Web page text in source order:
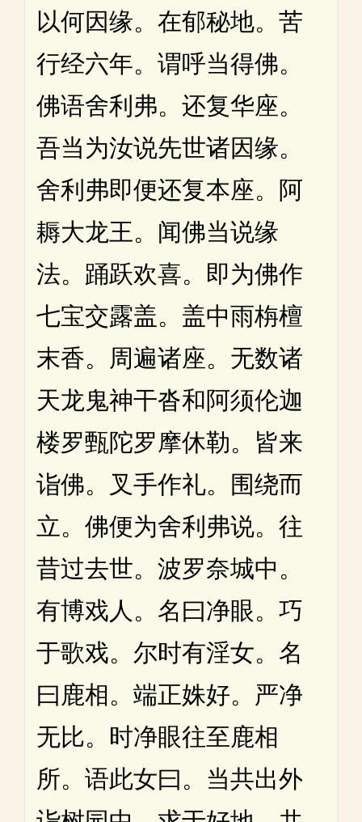
以何因缘。在郁秘地。苦
行经六年。谓呼当得佛。
佛语舍利弗。还复华座。
吾当为汝说先世诸因缘。
舍利弗即便还复本座。阿
耨大龙王。闻佛当说缘
法。踊跃欢喜。即为佛作
七宝交露盖。盖中雨栴檀
末香。周遍诸座。无数诸
天龙鬼神干沓和阿须伦迦
楼罗甄陀罗摩休勒。皆来
诣佛。叉手作礼。围绕而
立。佛便为舍利弗说。往
昔过去世。波罗奈城中。
有博戏人。名曰净眼。巧
于歌戏。尔时有淫女。名
曰鹿相。端正姝好。严净
无比。时净眼往至鹿相
所。语此女曰。当共出外